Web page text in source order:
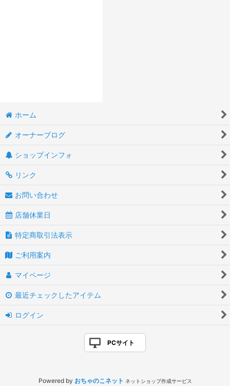
ホーム
オーナーブログ
ショップインフォ
リンク
お問い合わせ
店舗休業日
特定商取引法表示
ご利用案内
マイページ
最近チェックしたアイテム
ログイン
PCサイト
Powered by おちゃのこネット ネットショップ作成サービス